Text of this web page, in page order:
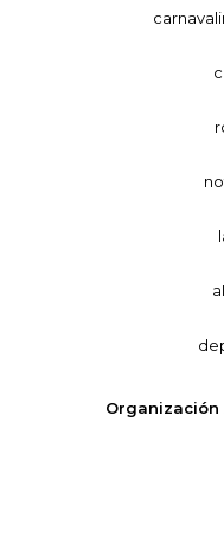
Organización